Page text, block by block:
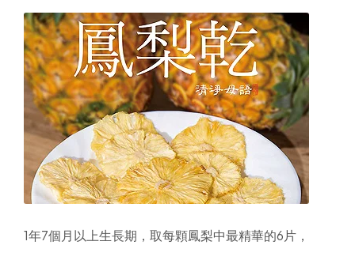
1年7個月以上生長期，取每顆鳳梨中最精華的6片，